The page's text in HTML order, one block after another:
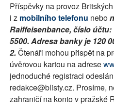
Příspěvky na provoz
i z mobilního telefonu nebo
Raiffeisenbance, číslo účtu:
5500. Adresa banky je 120
2. Čtenáři mohou přispět na
úvěrovou kartou na adrese
jednoduché registraci
redakce@blisty.cz. Prosíme,
zahraničí na konto v pražské